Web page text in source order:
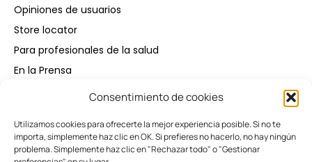
Consentimiento de cookies
Utilizamos cookies para ofrecerte la mejor experiencia posible. Si no te
importa, simplemente haz clic en OK. Si prefieres no hacerlo, no hay ningún
problema. Simplemente haz clic en "Rechazar todo" o "Gestionar
Opiniones de usuarios
Store locator
Para profesionales de la salud
En la Prensa
Mantener